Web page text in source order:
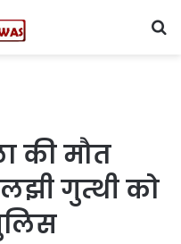
की मौत
गुत्थी को